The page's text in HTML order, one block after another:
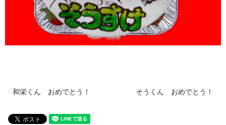
和栄くん おめでとう！ そうくん おめでとう！